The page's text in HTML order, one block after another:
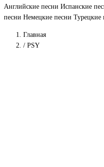
Английские песни Испанские
песни Немецкие песни Турецкие
Главная
/ PSY